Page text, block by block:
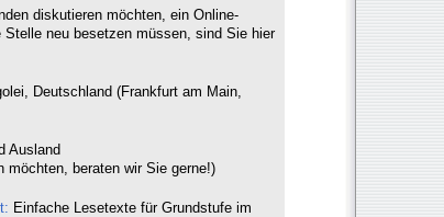
diskutieren möchten, ein Online-
neu besetzen müssen, sind Sie hier
Deutschland (Frankfurt am Main,
Ausland
möchten, beraten wir Sie gerne!)
Einfache Lesetexte für Grundstufe im